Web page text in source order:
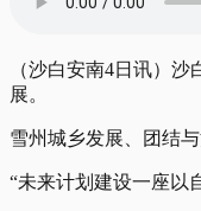
（沙白安南4日讯）
展。
雪州城乡发展、团结
“未来计划建设一座以